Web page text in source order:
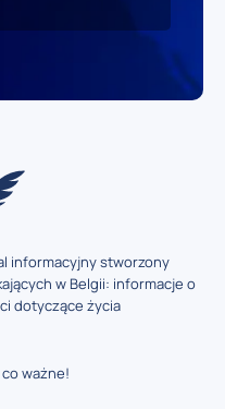
informacyjny stworzony
w Belgii: informacje o
dotyczące życia
ważne!